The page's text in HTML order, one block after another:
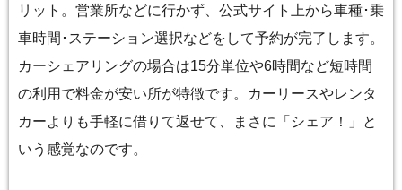
リット。営業所などに行かず、公式サイト上から車種･乗
車時間･ステーション選択などをして予約が完了します。
カーシェアリングの場合は15分単位や6時間など短時間
の利用で料金が安い所が特徴です。カーリースやレンタ
カーよりも手軽に借りて返せて、まさに「シェア！」と
いう感覚なのです。